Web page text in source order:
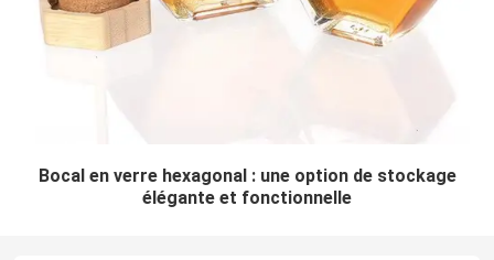
Bocal en verre hexagonal : une option de stockage
élégante et fonctionnelle